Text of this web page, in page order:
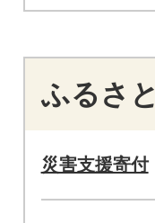
ふるさ
災害支援寄付